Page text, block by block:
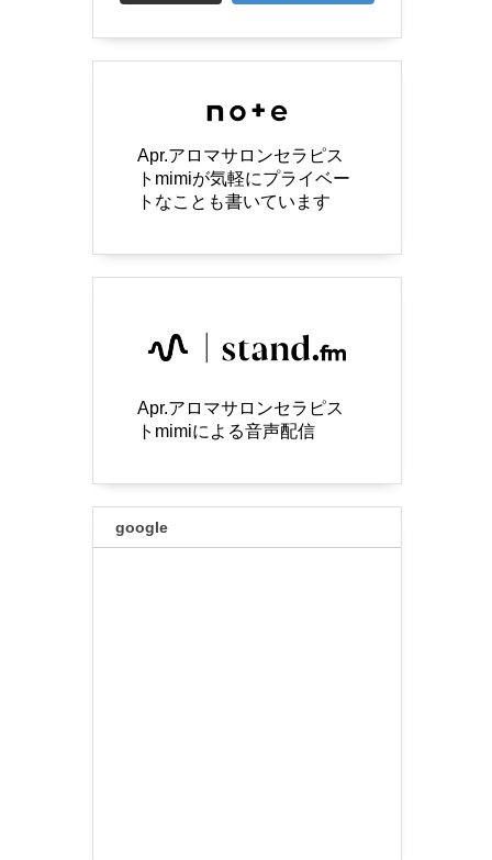
Apr.アロマサロンセラピス
トmimiが気軽にプライベー
トなことも書いています
Apr.アロマサロンセラピス
トmimiによる音声配信
google